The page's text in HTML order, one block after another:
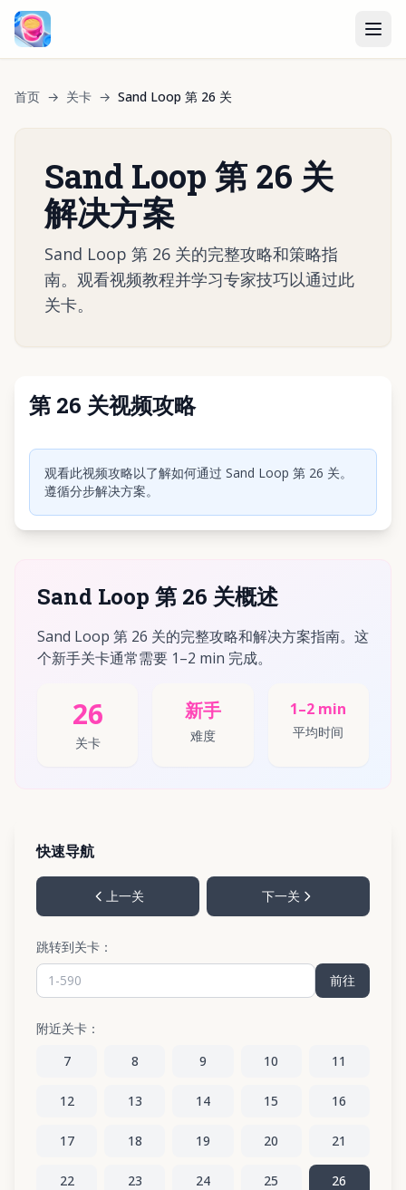
首页 → 关卡 → Sand Loop 第 26 关
Sand Loop 第 26 关
解决方案
Sand Loop 第 26 关的完整攻略和策略指
南。观看视频教程并学习专家技巧以通过此
关卡。
第 26 关视频攻略点击播放视频
观看此视频攻略以了解如何通过 Sand Loop 第 26 关。
遵循分步解决方案。
Sand Loop 第 26 关概述
Sand Loop 第 26 关的完整攻略和解决方案指南。这
个新手关卡通常需要 1–2 min 完成。
26
关卡
新手
难度
1–2 min
平均时间
快速导航
上一关 下一关
跳转到关卡：
前往
附近关卡：
7
8 9 10 11
12 13 14 15 16
17 18 19 20 21
22 23 24 25 26